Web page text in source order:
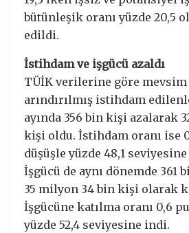
bütünleşik oranı yüzde 20,5
edildi.
İstihdam ve işgücü azaldı
TÜİK verilerine göre
arındırılmış istihdam
ayında 356 bin kişi azalarak
kişi oldu. İstihdam oranı ise
düşüşle yüzde 48,1
İşgücü de aynı dönemde 361
35 milyon 34 bin kişi olarak
İşgücüne katılma oranı 0,6
yüzde 52,4 seviyesine indi.